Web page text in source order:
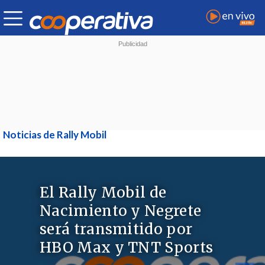
Noticias de Rally Mobil
El Rally Mobil de
Nacimiento y Negrete
será transmitido por
HBO Max y TNT Sports